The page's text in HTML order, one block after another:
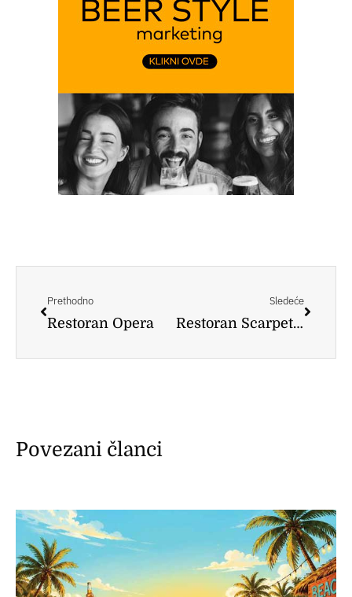
Prethodno
Restoran Opera
Sledeće
Restoran Scarpetta
Povezani članci